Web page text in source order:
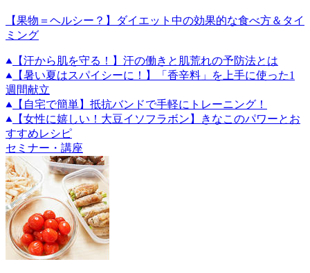
【果物＝ヘルシー？】ダイエット中の効果的な食べ方＆タイ
ミング
【汗から肌を守る！】汗の働きと肌荒れの予防法とは
【暑い夏はスパイシーに！】「香辛料」を上手に使った1
週間献立
【自宅で簡単】抵抗バンドで手軽にトレーニング！
【女性に嬉しい！大豆イソフラボン】きなこのパワーとお
すすめレシピ
セミナー・講座